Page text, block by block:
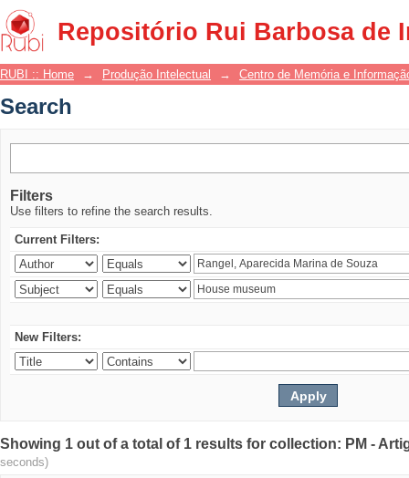
Repositório Rui Barbosa de
Search
RUBI :: Home → Produção Intelectual → Centro de Memória e
Search
Filters
Use filters to refine the search results.
Current Filters:
New Filters:
Showing 1 out of a total of 1 results for collection: PM -
seconds)